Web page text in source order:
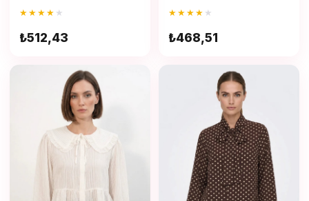
Bluz
★★★★ ★
₺512,43
Gömlek
★★★★ ★
₺468,51